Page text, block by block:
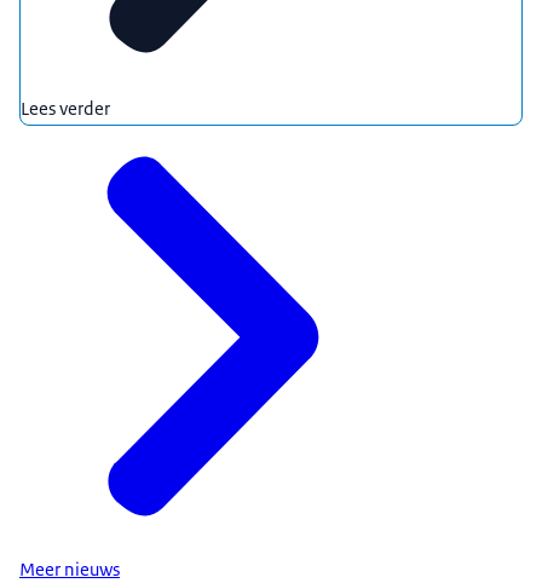
Lees verder
Meer nieuws